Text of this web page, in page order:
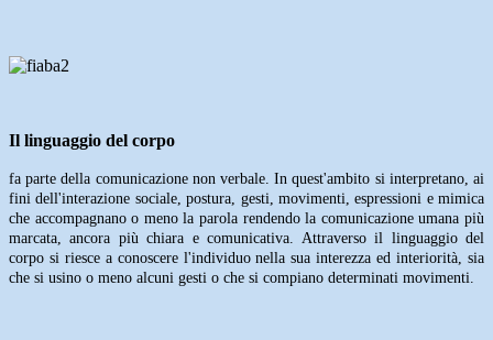
Il linguaggio del corpo
fa parte della comunicazione non verbale. In quest'ambito si interpretano, ai
fini dell'interazione sociale, postura, gesti, movimenti, espressioni e mimica
che accompagnano o meno la parola rendendo la comunicazione umana più
marcata, ancora più chiara e comunicativa. Attraverso il linguaggio del
corpo si riesce a conoscere l'individuo nella sua interezza ed interiorità, sia
che si usino o meno alcuni gesti o che si compiano determinati movimenti.